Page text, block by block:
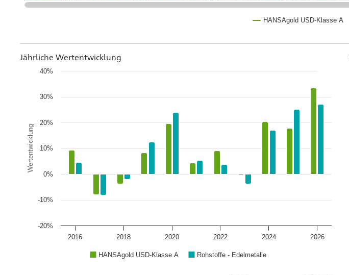
HANSAgold USD-Klasse A
Jährliche Wertentwicklung
Wertentwicklung
HANSAgold USD-Klasse A Rohstoffe - Edelmetalle
2016 2018 2020 2022 2024 2026
-20%
-10%
0%
10%
20%
30%
40%